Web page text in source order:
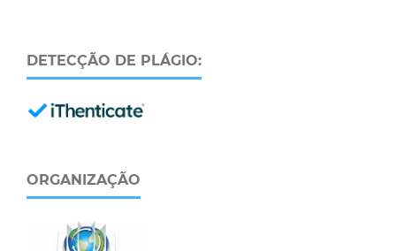
DETECÇÃO DE PLÁGIO:
ORGANIZAÇÃO